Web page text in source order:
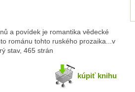
a povídek je romantika vědecké
románu tohto ruského prozaika...v
stav, 465 strán
kúpiť knihu